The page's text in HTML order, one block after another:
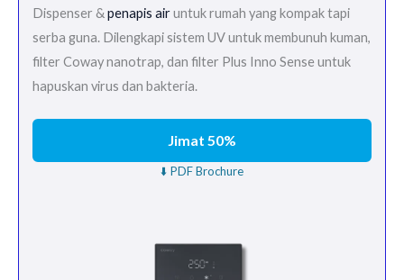
Dispenser & penapis airuntuk rumah yang kompak tapi
serba guna. Dilengkapi sistem UV untuk membunuh kuman,
filter Coway nanotrap, dan filter Plus Inno Sense untuk
hapuskan virus dan bakteria.
Jimat 50%
⬇️ PDF Brochure